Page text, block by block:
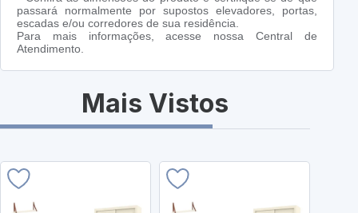
passará normalmente por supostos elevadores, portas,
escadas e/ou corredores de sua residência.
Para mais informações, acesse nossa Central de
Atendimento.
Mais Vistos